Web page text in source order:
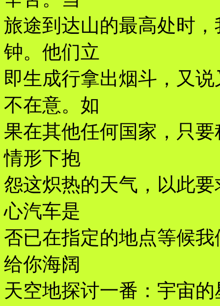
旅途到达山的最高处时
钟。他们立
即生成行拿出烟斗，又
不在意。如
果在其他任何国家，只
情形下抱
怨这炽热的天气，以此
心汽车是
否已在指定的地点等候
给你海阔
天空地探讨一番：宇宙